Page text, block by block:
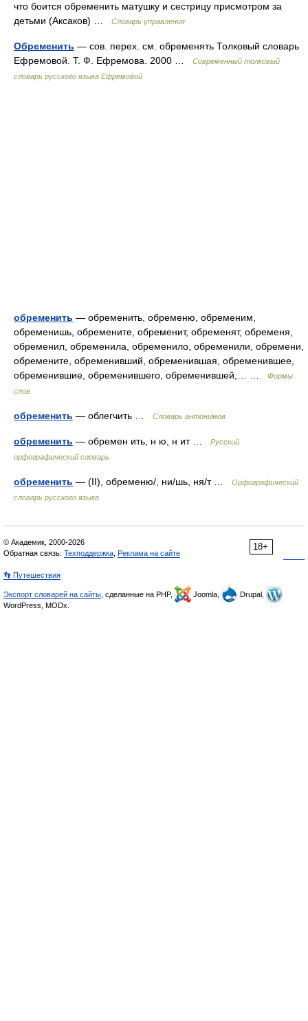
что боится обременить матушку и сестрицу присмотром за
детьми (Аксаков) …
Словарь управления
Обременить — сов. перех. см. обременять Толковый словарь
Ефремовой. Т. Ф. Ефремова. 2000 …
Современный толковый
словарь русского языка Ефремовой
обременить — обременить, обременю, обременим,
обременишь, обремените, обременит, обременят, обременя,
обременил, обременила, обременило, обременили, обремени,
обремените, обременивший, обременившая, обременившее,
обременившие, обременившего, обременившей,… …
Формы
слов
обременить — облегчить … Словарь антонимов
обременить — обремен ить, н ю, н ит …
Русский
орфографический словарь
обременить — (II), обременю/, ни/шь, ня/т …
Орфографический
словарь русского языка
18+
© Академик, 2000-2026
Обратная связь: Техподдержка Реклама на сайте
👣 Путешествия
Экспорт словарей на сайты , сделанные на PHP, Joomla,
Drupal,
WordPress, MODx.